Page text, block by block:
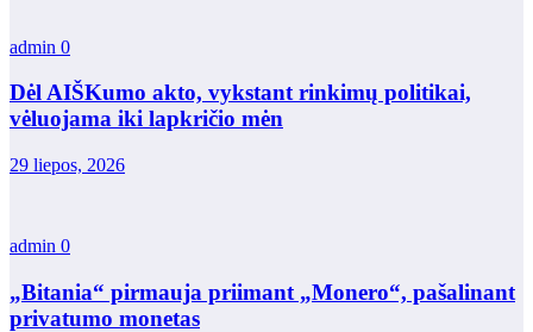
admin 0
Dėl AIŠKumo akto, vykstant rinkimų politikai,
vėluojama iki lapkričio mėn
29 liepos, 2026
admin 0
„Bitania“ pirmauja priimant „Monero“, pašalinant
privatumo monetas